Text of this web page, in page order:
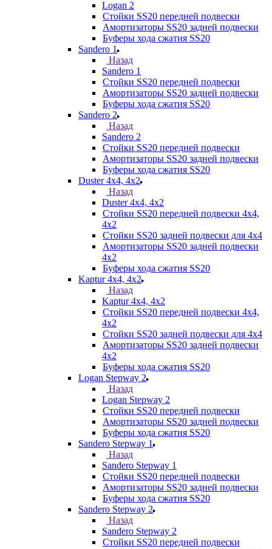
Logan 2
Стойки SS20 передней подвески
Амортизаторы SS20 задней подвески
Буферы хода сжатия SS20
Sandero 1
Назад
Sandero 1
Стойки SS20 передней подвески
Амортизаторы SS20 задней подвески
Буферы хода сжатия SS20
Sandero 2
Назад
Sandero 2
Стойки SS20 передней подвески
Амортизаторы SS20 задней подвески
Буферы хода сжатия SS20
Duster 4х4, 4x2
Назад
Duster 4х4, 4x2
Стойки SS20 передней подвески 4х4,
4x2
Стойки SS20 задней подвески для 4х4
Амортизаторы SS20 задней подвески
4х2
Буферы хода сжатия SS20
Kaptur 4х4, 4х2
Назад
Kaptur 4х4, 4х2
Стойки SS20 передней подвески 4х4,
4x2
Стойки SS20 задней подвески для 4х4
Амортизаторы SS20 задней подвески
4х2
Буферы хода сжатия SS20
Logan Stepway 2
Назад
Logan Stepway 2
Стойки SS20 передней подвески
Амортизаторы SS20 задней подвески
Буферы хода сжатия SS20
Sandero Stepway 1
Назад
Sandero Stepway 1
Стойки SS20 передней подвески
Амортизаторы SS20 задней подвески
Буферы хода сжатия SS20
Sandero Stepway 2
Назад
Sandero Stepway 2
Стойки SS20 передней подвески